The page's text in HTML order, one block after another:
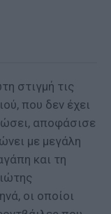
στιγμή τις
που δεν έχει
αποφάσισε
με μεγάλη
και τη
οι οποίοι